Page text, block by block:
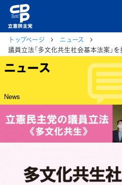
トップページ
ニュース
議員立法「多文化共生社会基本法案」を
ニュース
News